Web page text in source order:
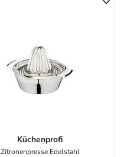
Küchenprofi
Zitronenpresse Edelstahl